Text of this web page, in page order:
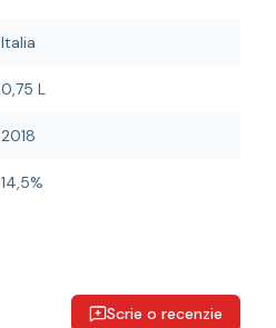
Italia
0,75 L
2018
14,5%
Scrie o recenzie